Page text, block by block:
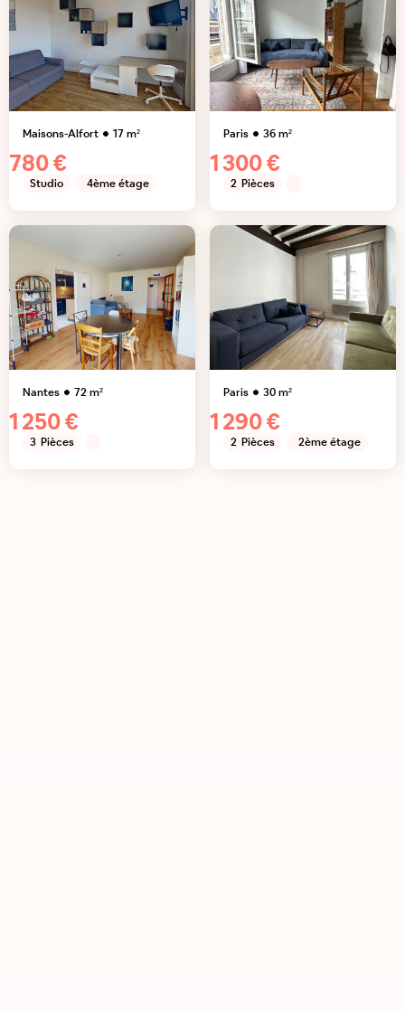
Maisons-Alfort 17m²
780 €
Studio 4ème étage
Paris 36m²
1 300 €
2 Pièces
Nantes 72m²
1 250 €
3 Pièces
Paris 30m²
1 290 €
2 Pièces 2ème étage